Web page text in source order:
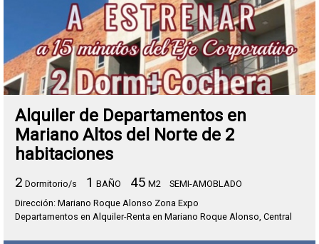
Alquiler de Departamentos en
Mariano Altos del Norte de 2
habitaciones
2 Dormitorio/s 1 BAÑO 45 M2
SEMI-AMOBLADO
Dirección: Mariano Roque Alonso Zona Expo
Departamentos en Alquiler-Renta en Mariano Roque Alonso, Central